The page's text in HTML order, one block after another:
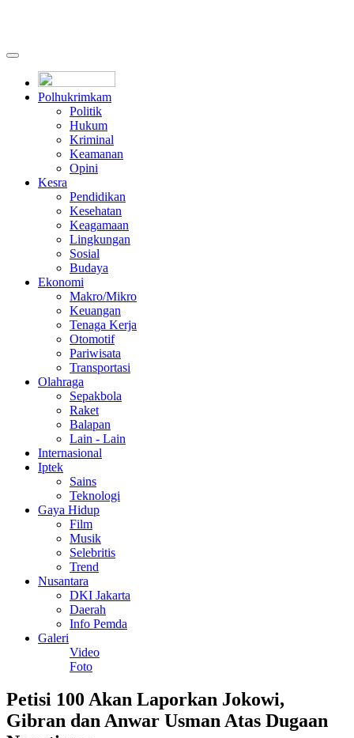
Polhukrimkam
Politik
Hukum
Kriminal
Keamanan
Opini
Kesra
Pendidikan
Kesehatan
Keagamaan
Lingkungan
Sosial
Budaya
Ekonomi
Makro/Mikro
Keuangan
Tenaga Kerja
Otomotif
Pariwisata
Transportasi
Olahraga
Sepakbola
Raket
Balapan
Lain - Lain
Internasional
Iptek
Sains
Teknologi
Gaya Hidup
Film
Musik
Selebritis
Trend
Nusantara
DKI Jakarta
Daerah
Info Pemda
Galeri
Video
Foto
Petisi 100 Akan Laporkan Jokowi,
Gibran dan Anwar Usman Atas Dugaan